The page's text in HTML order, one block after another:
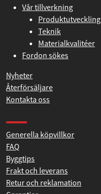
Vår tillverkning
Produktutveckling
Teknik
Materialkvalitéer
Fordon sökes
Nyheter
Återförsäljare
Kontakta oss
Generella köpvillkor
FAQ
Byggtips
Frakt och leverans
Retur och reklamation